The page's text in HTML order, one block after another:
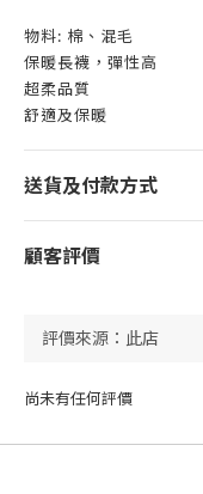
物料: 棉、混毛
保暖長襪，彈性高
超柔品質
舒適及保暖
送貨及付款方式
顧客評價
尚未有任何評價